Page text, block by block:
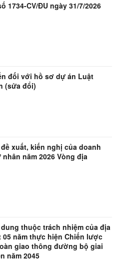
1734-CV/ĐU ngày 31/7/2026
đối với hồ sơ dự án Luật
(sửa đổi)
xuất, kiến nghị của doanh
năm 2026 Vòng địa
thuộc trách nhiệm của địa
năm thực hiện Chiến lược
giao thông đường bộ giai
năm 2045